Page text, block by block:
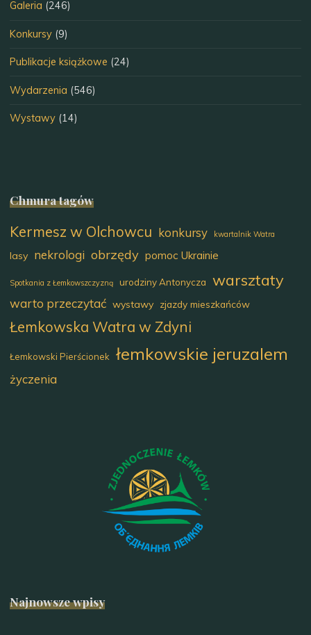
Galeria (246)
Konkursy (9)
Publikacje książkowe (24)
Wydarzenia (546)
Wystawy (14)
Chmura tagów
Kermesz w Olchowcu konkursy kwartalnik Watra
lasy nekrologi obrzędy pomoc Ukrainie
Spotkania z Łemkowszczyzną urodziny Antonycza warsztaty
warto przeczytać wystawy zjazdy mieszkańców
Łemkowska Watra w Zdyni
Łemkowski Pierścionek łemkowskie jeruzalem
życzenia
Najnowsze wpisy